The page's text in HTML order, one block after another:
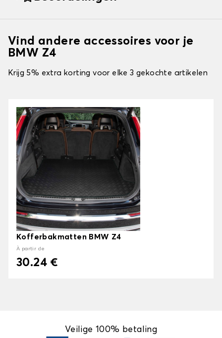
Vind andere accessoires voor je
BMW Z4
Krijg 5% extra korting voor elke 3 gekochte artikelen
Kofferbakmatten BMW Z4
À partir de
30.24 €
Veilige 100% betaling